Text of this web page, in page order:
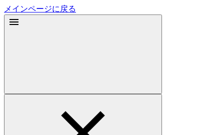
メインページに戻る